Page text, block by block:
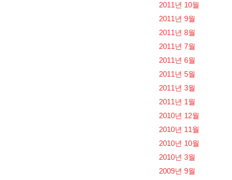
2011년 10월
2011년 9월
2011년 8월
2011년 7월
2011년 6월
2011년 5월
2011년 3월
2011년 1월
2010년 12월
2010년 11월
2010년 10월
2010년 3월
2009년 9월